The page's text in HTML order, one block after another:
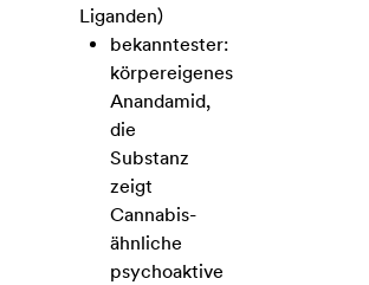
Liganden)
bekanntester:
körpereigenes
Anandamid,
die
Substanz
zeigt
Cannabis-
ähnliche
psychoaktive